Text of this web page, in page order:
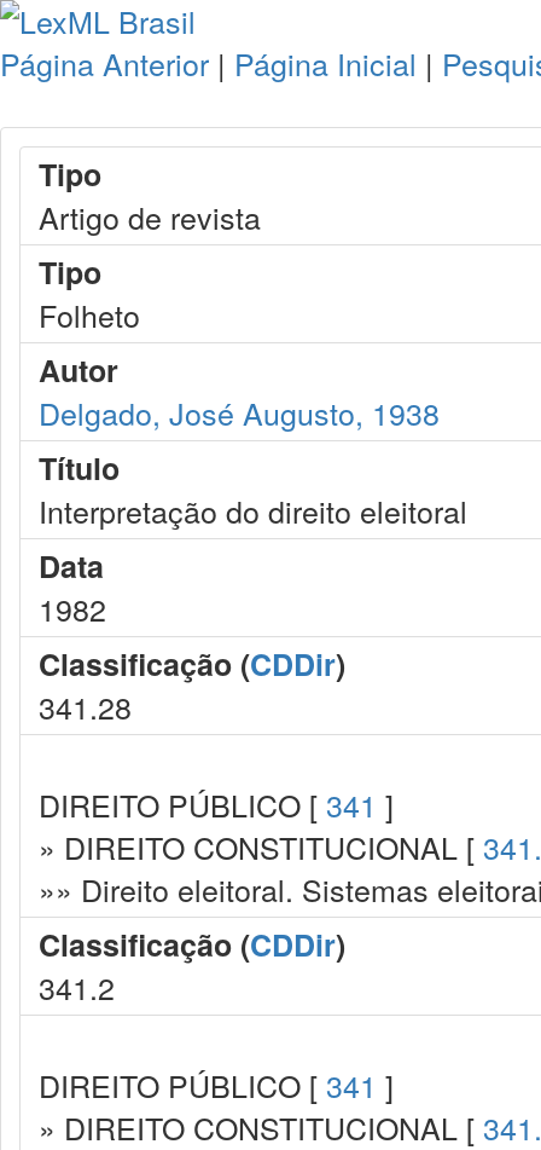
Página Anterior | Página Inicial |
Tipo
Artigo de revista
Tipo
Folheto
Autor
Delgado, José Augusto, 1938
Título
Interpretação do direito eleitoral
Data
1982
Classificação (CDDir)
341.28
DIREITO PÚBLICO [ 341 ]
» DIREITO CONSTITUCIONAL [
»» Direito eleitoral. Sistemas
Classificação (CDDir)
341.2
DIREITO PÚBLICO [ 341 ]
» DIREITO CONSTITUCIONAL [